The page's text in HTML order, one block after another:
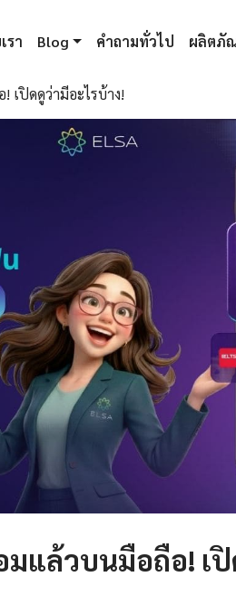
รา Blog คำถามทั่วไป ผลิตภั
เปิดดูว่ามีอะไรบ้าง!
แล้วบนมือถือ! เ